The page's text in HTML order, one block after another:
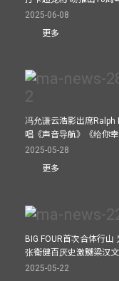
2025-06-08
更多
冯允谦云浩影出席
唱《声音导航》《给你
2025-05-28
更多
BIG FOUR首次合体行
张衞健百厌史激嬲梁汉
2025-05-22